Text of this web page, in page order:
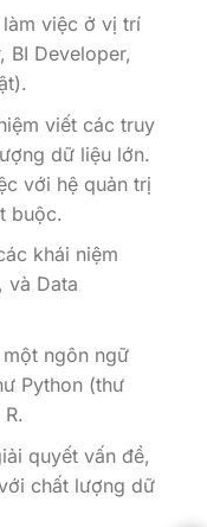
làm việc ở vị trí
BI Developer,
viết các truy
dữ liệu lớn.
với hệ quản trị
buộc.
khái niệm
và Data
ngôn ngữ
Python (thư
quyết vấn đề,
chất lượng dữ